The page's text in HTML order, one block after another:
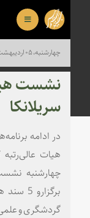
چهارشنبه، ۰۵ اردیبهشت ۱۴۰۳ - ۱۱:۱۹
نشست
سریلانکا
در ادامه
هیات
چهارشنبه
گردشگری و